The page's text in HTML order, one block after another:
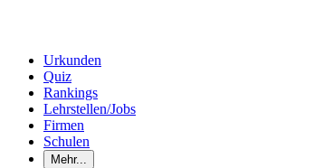
Urkunden
Quiz
Rankings
Lehrstellen/Jobs
Firmen
Schulen
Mehr...